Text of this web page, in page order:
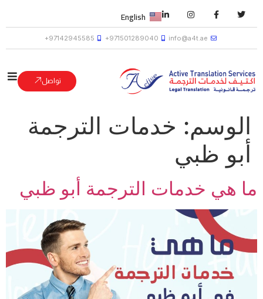
info@a4t.ae
971501289040+
97142945585+
English
تواصل
الوسم: خدمات الترجمة
أبو ظبي
ما هي خدمات الترجمة أبو ظبي